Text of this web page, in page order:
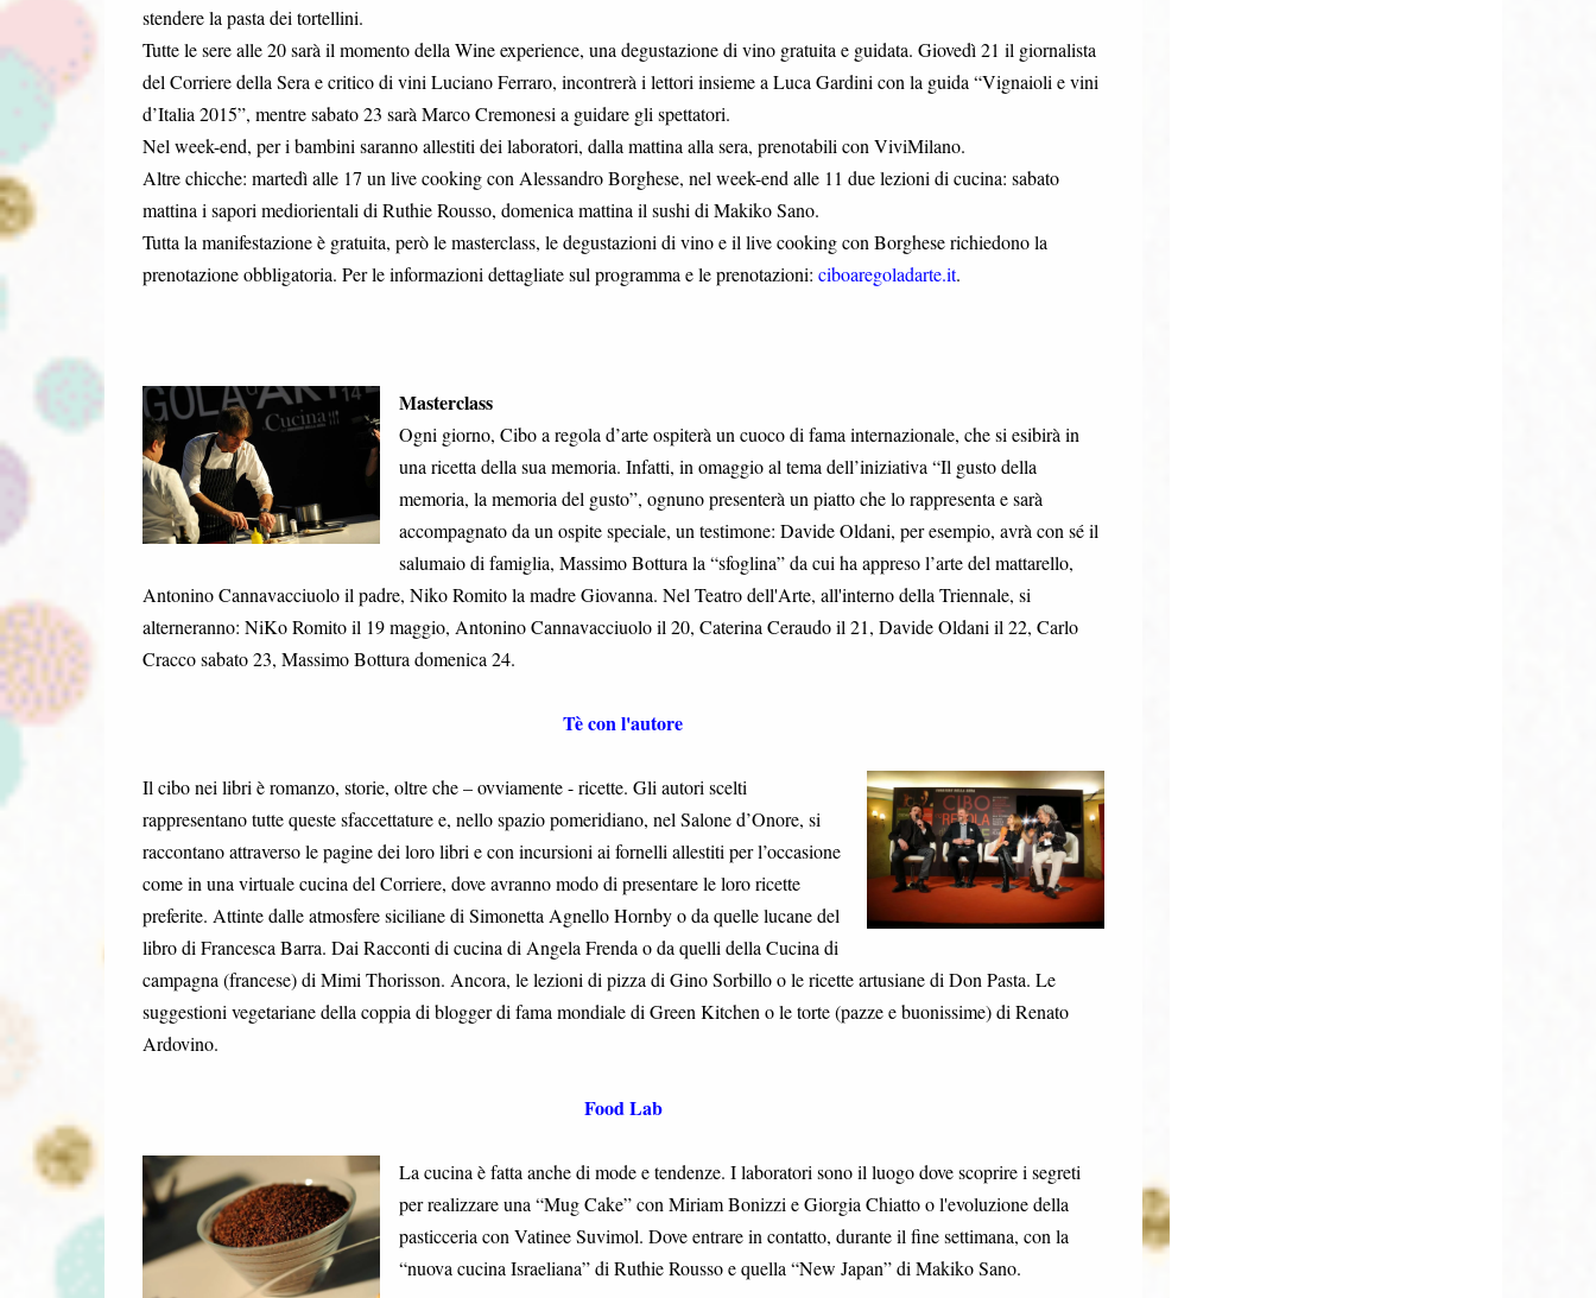
stendere la pasta dei tortellini.
Tutte le sere alle 20 sarà il momento della Wine experience, una degustazione di vino gratuita e guidata. Giovedì 21 il giornalista
del Corriere della Sera e critico di vini Luciano Ferraro, incontrerà i lettori insieme a Luca Gardini con la guida “Vignaioli e vini
d’Italia 2015”, mentre sabato 23 sarà Marco Cremonesi a guidare gli spettatori.
Nel week-end, per i bambini saranno allestiti dei laboratori, dalla mattina alla sera, prenotabili con ViviMilano.
Altre chicche: martedì alle 17 un live cooking con Alessandro Borghese, nel week-end alle 11 due lezioni di cucina: sabato
mattina i sapori mediorientali di Ruthie Rousso, domenica mattina il sushi di Makiko Sano.
Tutta la manifestazione è gratuita, però le masterclass, le degustazioni di vino e il live cooking con Borghese richiedono la
prenotazione obbligatoria. Per le informazioni dettagliate sul programma e le prenotazioni: ciboaregoladarte.it.
Masterclass
Ogni giorno, Cibo a regola d’arte ospiterà un cuoco di fama internazionale, che si esibirà in
una ricetta della sua memoria. Infatti, in omaggio al tema dell’iniziativa “Il gusto della
memoria, la memoria del gusto”, ognuno presenterà un piatto che lo rappresenta e sarà
accompagnato da un ospite speciale, un testimone: Davide Oldani, per esempio, avrà con sé il
salumaio di famiglia, Massimo Bottura la “sfoglina” da cui ha appreso l’arte del mattarello,
Antonino Cannavacciuolo il padre, Niko Romito la madre Giovanna. Nel Teatro dell'Arte, all'interno della Triennale, si
alterneranno: NiKo Romito il 19 maggio, Antonino Cannavacciuolo il 20, Caterina Ceraudo il 21, Davide Oldani il 22, Carlo
Cracco sabato 23, Massimo Bottura domenica 24.
Tè con l'autore
Il cibo nei libri è romanzo, storie, oltre che – ovviamente - ricette. Gli autori scelti
rappresentano tutte queste sfaccettature e, nello spazio pomeridiano, nel Salone d’Onore, si
raccontano attraverso le pagine dei loro libri e con incursioni ai fornelli allestiti per l’occasione
come in una virtuale cucina del Corriere, dove avranno modo di presentare le loro ricette
preferite. Attinte dalle atmosfere siciliane di Simonetta Agnello Hornby o da quelle lucane del
libro di Francesca Barra. Dai Racconti di cucina di Angela Frenda o da quelli della Cucina di
campagna (francese) di Mimi Thorisson. Ancora, le lezioni di pizza di Gino Sorbillo o le ricette artusiane di Don Pasta. Le
suggestioni vegetariane della coppia di blogger di fama mondiale di Green Kitchen o le torte (pazze e buonissime) di Renato
Ardovino.
Food Lab
La cucina è fatta anche di mode e tendenze. I laboratori sono il luogo dove scoprire i segreti
per realizzare una “Mug Cake” con Miriam Bonizzi e Giorgia Chiatto o l'evoluzione della
pasticceria con Vatinee Suvimol. Dove entrare in contatto, durante il fine settimana, con la
“nuova cucina Israeliana” di Ruthie Rousso e quella “New Japan” di Makiko Sano.